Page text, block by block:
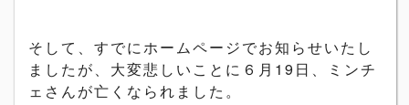
そして、すでにホームページでお知らせいたし
ましたが、 大変悲しいことに６月 19 日、ミンチ
ェさんが亡くなられました。